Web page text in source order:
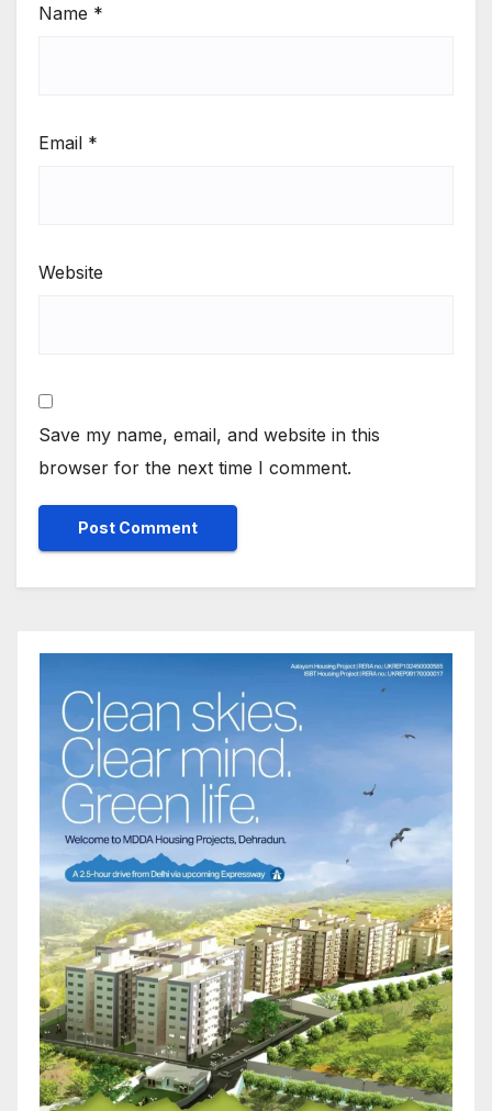
Name *
Email *
Website
Save my name, email, and website in this
browser for the next time I comment.